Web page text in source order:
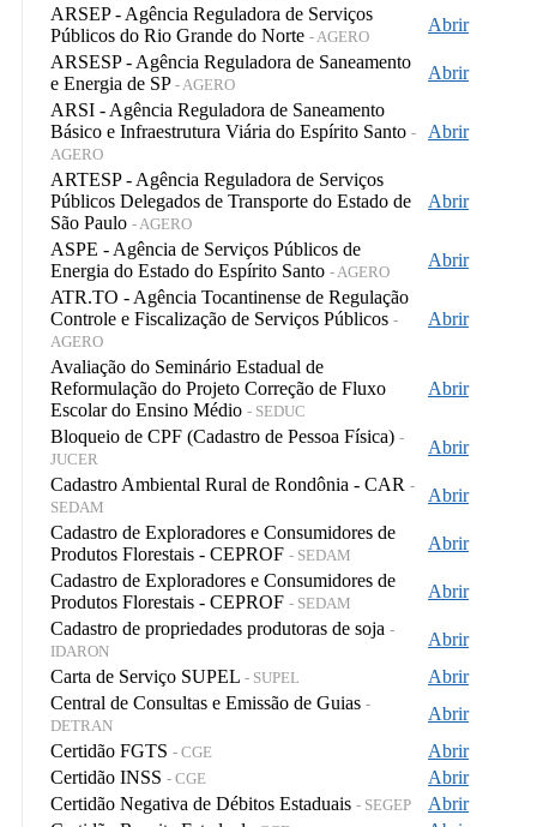
ARSEP - Agência Reguladora de Serviços
Públicos do Rio Grande do Norte - AGERO
Abrir
ARSESP - Agência Reguladora de Saneamento
e Energia de SP - AGERO
Abrir
ARSI - Agência Reguladora de Saneamento
Básico e Infraestrutura Viária do Espírito Santo -
AGERO
Abrir
ARTESP - Agência Reguladora de Serviços
Públicos Delegados de Transporte do Estado de
São Paulo - AGERO
Abrir
ASPE - Agência de Serviços Públicos de
Energia do Estado do Espírito Santo - AGERO
Abrir
ATR.TO - Agência Tocantinense de Regulação
Controle e Fiscalização de Serviços Públicos -
AGERO
Abrir
Avaliação do Seminário Estadual de
Reformulação do Projeto Correção de Fluxo
Escolar do Ensino Médio - SEDUC
Abrir
Bloqueio de CPF (Cadastro de Pessoa Física) -
JUCER
Abrir
Cadastro Ambiental Rural de Rondônia - CAR -
SEDAM
Abrir
Cadastro de Exploradores e Consumidores de
Produtos Florestais - CEPROF - SEDAM
Abrir
Cadastro de Exploradores e Consumidores de
Produtos Florestais - CEPROF - SEDAM
Abrir
Cadastro de propriedades produtoras de soja -
IDARON
Abrir
Carta de Serviço SUPEL - SUPEL
Abrir
Central de Consultas e Emissão de Guias -
DETRAN
Abrir
Certidão FGTS - CGE
Abrir
Certidão INSS - CGE
Abrir
Certidão Negativa de Débitos Estaduais - SEGEP
Abrir